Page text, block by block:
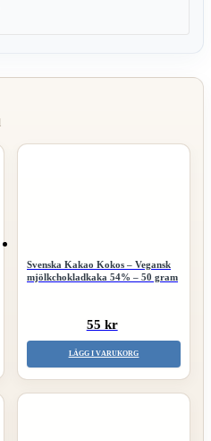
Svenska Kakao Kokos – Vegansk
mjölkchokladkaka 54% – 50 gram
55 kr
LÄGG I VARUKORG